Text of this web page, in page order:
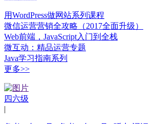
用WordPress做网站系列课程
微信运营营销全攻略（2017全面升级）
Web前端，JavaScript入门到全栈
微互动：精品运营专题
Java学习指南系列
更多>>
四六级
|